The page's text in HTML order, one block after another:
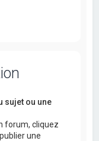
sujet ou une
forum, cliquez
une